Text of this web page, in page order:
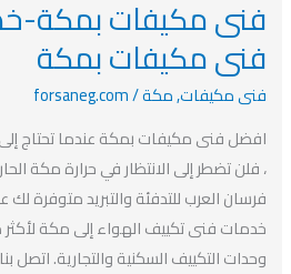
فنى مكيفات بمكة
فنى مكيفات,مكة/
forsaneg.com
افضل فنى مكيفات بمكة عندما تحتاج
، فلن تضطر إلى الانتظار في حرارة مكة
فرسان العرب للتدفئة والتبريد متوفرة لك
وحدات التكييف السكنية والتجارية. اتصل
فنى
مكيفات
بمكة-
خصم
20%
افضل
فنى
مكيفات
بمكة